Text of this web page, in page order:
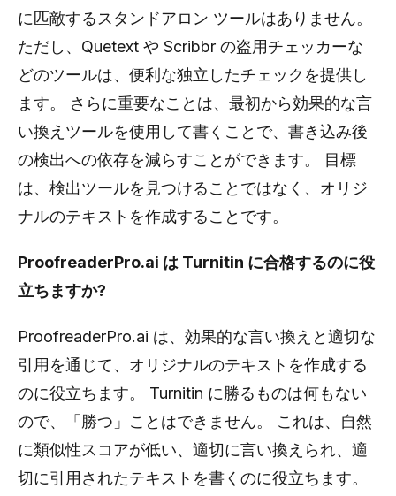
に匹敵するスタンドアロン ツールはありません。
ただし、Quetext や Scribbr の盗用チェッカーな
どのツールは、便利な独立したチェックを提供し
ます。 さらに重要なことは、最初から効果的な言
い換えツールを使用して書くことで、書き込み後
の検出への依存を減らすことができます。 目標
は、検出ツールを見つけることではなく、オリジ
ナルのテキストを作成することです。
ProofreaderPro.ai は Turnitin に合格するのに役
立ちますか?
ProofreaderPro.ai は、効果的な言い換えと適切な
引用を通じて、オリジナルのテキストを作成する
のに役立ちます。 Turnitin に勝るものは何もない
ので、「勝つ」ことはできません。 これは、自然
に類似性スコアが低い、適切に言い換えられ、適
切に引用されたテキストを書くのに役立ちます。